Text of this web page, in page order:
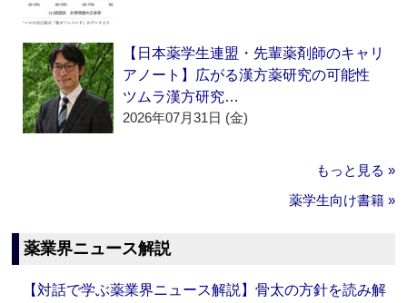
【日本薬学生連盟・先輩薬剤師のキャリ
アノート】広がる漢方薬研究の可能性
ツムラ漢方研究…
2026年07月31日 (金)
もっと見る »
薬学生向け書籍 »
薬業界ニュース解説
【対話で学ぶ薬業界ニュース解説】骨太の方針を読み解